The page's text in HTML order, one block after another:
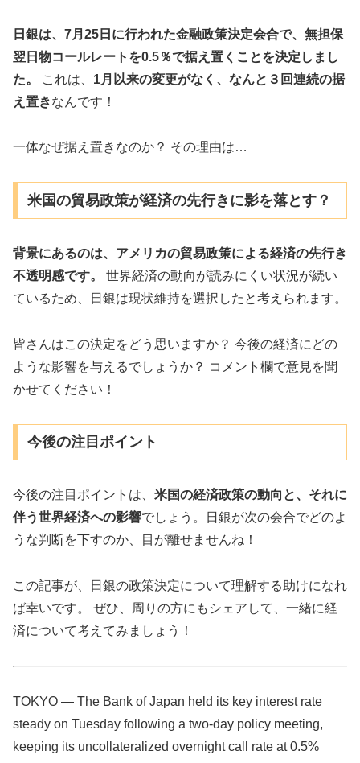
日銀は、7月25日に行われた金融政策決定会合で、無担保
翌日物コールレートを0.5％で据え置くことを決定しまし
た。
これは、 1月以来の変更がなく、なんと３回連続の据
え置きなんです！
一体なぜ据え置きなのか？ その理由は…
米国の貿易政策が経済の先行きに影を落とす？
背景にあるのは、アメリカの貿易政策による経済の先行き
不透明感です。
世界経済の動向が読みにくい状況が続い
ているため、日銀は現状維持を選択したと考えられます。
皆さんはこの決定をどう思いますか？ 今後の経済にどの
ような影響を与えるでしょうか？ コメント欄で意見を聞
かせてください！
今後の注目ポイント
今後の注目ポイントは、 米国の経済政策の動向と、それに
伴う世界経済への影響でしょう。日銀が次の会合でどのよ
うな判断を下すのか、目が離せませんね！
この記事が、日銀の政策決定について理解する助けになれ
ば幸いです。 ぜひ、周りの方にもシェアして、一緒に経
済について考えてみましょう！
TOKYO — The Bank of Japan held its key interest rate
steady on Tuesday following a two-day policy meeting,
keeping its uncollateralized overnight call rate at 0.5%